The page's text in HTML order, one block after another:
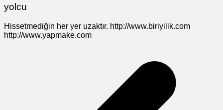
yolcu
Hissetmediğin her yer uzaktır. http://www.biriyilik.com
http://www.yapmake.com